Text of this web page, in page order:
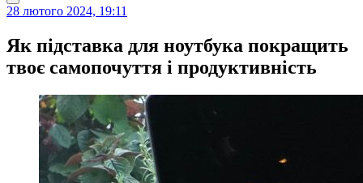
28 лютого 2024, 19:11
Як підставка для ноутбука покращить
твоє самопочуття і продуктивність